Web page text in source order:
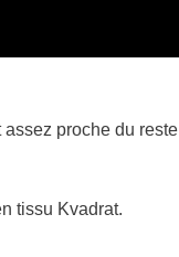
proche du reste
tissu Kvadrat.